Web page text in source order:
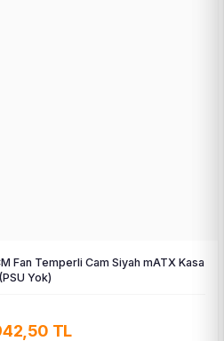
Fan Temperli Cam Siyah mATX Kasa
(PSU Yok)
TL